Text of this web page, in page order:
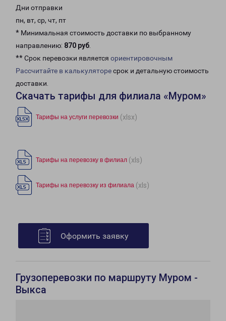
Дни отправки
пн, вт, ср, чт, пт
* Минимальная стоимость доставки по выбранному
направлению: 870 руб.
** Срок перевозки является ориентировочным
Рассчитайте в калькуляторесрок и детальную стоимость
доставки.
Скачать тарифы для филиала «Муром»
Тарифы на услуги перевозки (xlsx)
Тарифы на перевозку в филиал (xls)
Тарифы на перевозку из филиала (xls)
Оформить заявку
Грузоперевозки по маршруту Муром -
Выкса